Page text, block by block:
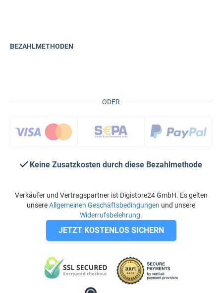
ODER
BEZAHLMETHODEN
Keine Zusatzkosten durch diese Bezahlmethode
Verkäufer und Vertragspartner ist Digistore24 GmbH. Es gelten
unsereAllgemeinen Geschäftsbedingungen und unsere
Widerrufsbelehrung.
JETZT KOSTENLOS SICHERN